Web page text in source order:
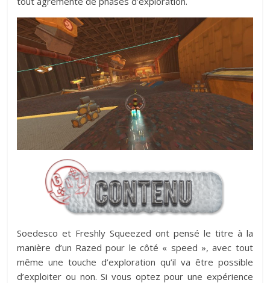
Soedesco et Freshly Squeezed ont pensé le titre à la
manière d’un Razed pour le côté « speed », avec tout
même une touche d’exploration qu’il va être possible
d’exploiter ou non. Si vous optez pour une expérience